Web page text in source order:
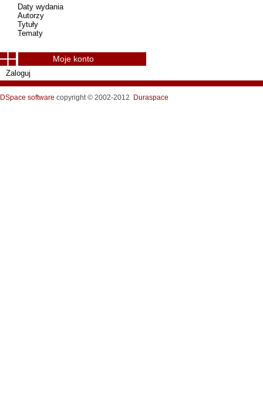
Daty wydania
Autorzy
Tytuły
Tematy
Moje konto
Zaloguj
DSpace software copyright © 2002-2012 Duraspace